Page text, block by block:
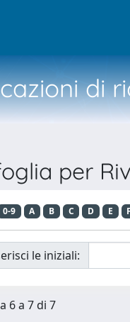
di
per
0-9 A B C D E F
le iniziali:
6 a 7 di 7